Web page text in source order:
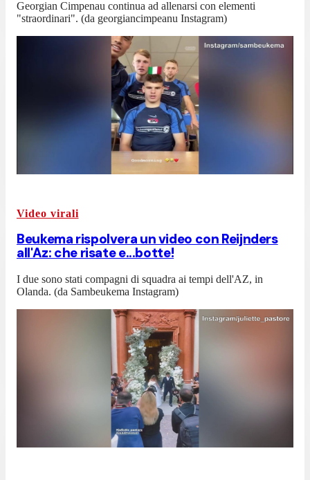
Georgian Cimpenau continua ad allenarsi con elementi
"straordinari". (da georgiancimpeanu Instagram)
Video virali
Beukema rispolvera un video con Reijnders
all'Az: che risate e...botte!
I due sono stati compagni di squadra ai tempi dell'AZ, in
Olanda. (da Sambeukema Instagram)